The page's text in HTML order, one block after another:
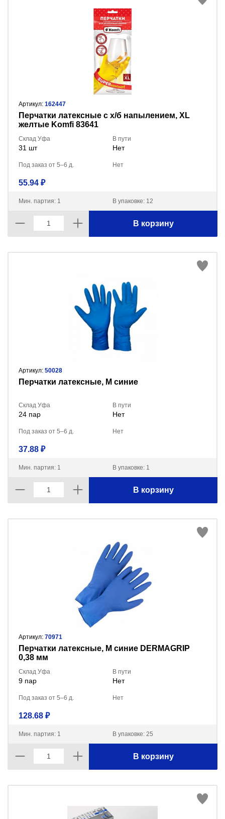
Артикул: 162447
Перчатки латексные с х/б напылением, XL
желтые Komfi 83641
Склад Уфа
31 шт
В пути
Нет
Под заказ от 5–6 д. Нет
55.94 ₽
Мин. партия: 1 В упаковке: 12
В корзину
Артикул: 50028
Перчатки латексные, M синие
Склад Уфа
24 пар
В пути
Нет
Под заказ от 5–6 д. Нет
37.88 ₽
Мин. партия: 1 В упаковке: 1
В корзину
Артикул: 70971
Перчатки латексные, M синие DERMAGRIP
0,38 мм
Склад Уфа
9 пар
В пути
Нет
Под заказ от 5–6 д. Нет
128.68 ₽
Мин. партия: 1 В упаковке: 25
В корзину